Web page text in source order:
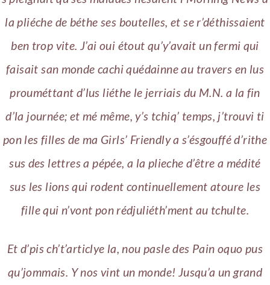
la pliéche de béthe ses boutelles, et se r’déthissaient
ben trop vite. J’ai oui étout qu’y’avait un fermi qui
faisait san monde cachi quédainne au travers en lus
prouméttant d’lus liéthe le jerriais du M.N. a la fin
d’la journée; et mé même, y’s tchiq’ temps, j’trouvi ti
pon les filles de ma Girls’ Friendly a s’ésgouffé d’rithe
sus des lettres a pépée, a la plieche d’être a médité
sus les lions qui rodent continuellement atoure les
fille qui n’vont pon rédjuliéth’ment au tchulte.
Et d’pis ch’t’articlye la, nou pasle des Pain oquo pus
qu’jommais. Y nos vint un monde! Jusqu’a un grand